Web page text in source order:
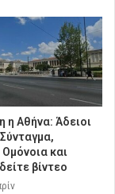
η Αθήνα: Άδειοι
και
βίντεο